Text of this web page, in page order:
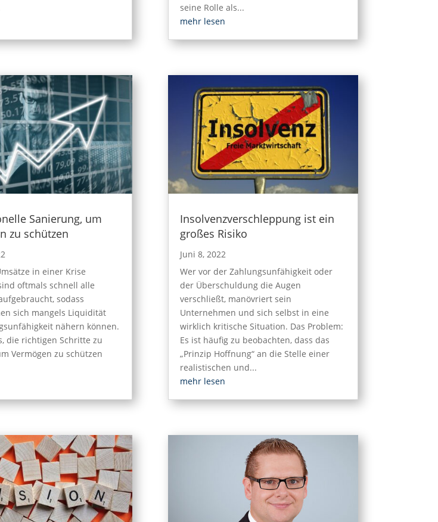
Sanierung, um
zu schützen
in einer Krise
oftmals schnell alle
sodass
sich mangels Liquidität
nähern können.
die richtigen Schritte zu
Vermögen zu schützen
seine Rolle als...
mehr lesen
Insolvenzverschleppung ist ein
großes Risiko
Juni 8, 2022
Wer vor der Zahlungsunfähigkeit oder
der Überschuldung die Augen
verschließt, manövriert sein
Unternehmen und sich selbst in eine
wirklich kritische Situation. Das Problem:
Es ist häufig zu beobachten, dass das
„Prinzip Hoffnung“ an die Stelle einer
realistischen und...
mehr lesen